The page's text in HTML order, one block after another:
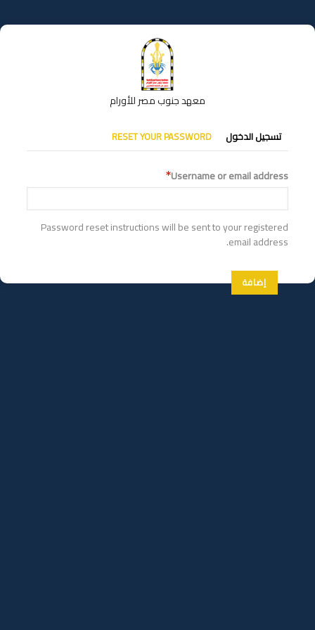
إلى
المحتوى
معهد جنوب مصر للأورام
التبويبات
الأساسية
تسجيل الدخول RESET YOUR PASSWORD
Username or email address
Password reset instructions will be sent to your registered
email address.